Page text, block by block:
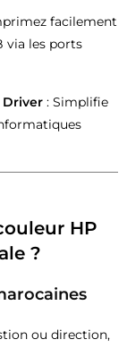
facilement
via les ports
Driver : Simplifie
HP
?
ou direction,